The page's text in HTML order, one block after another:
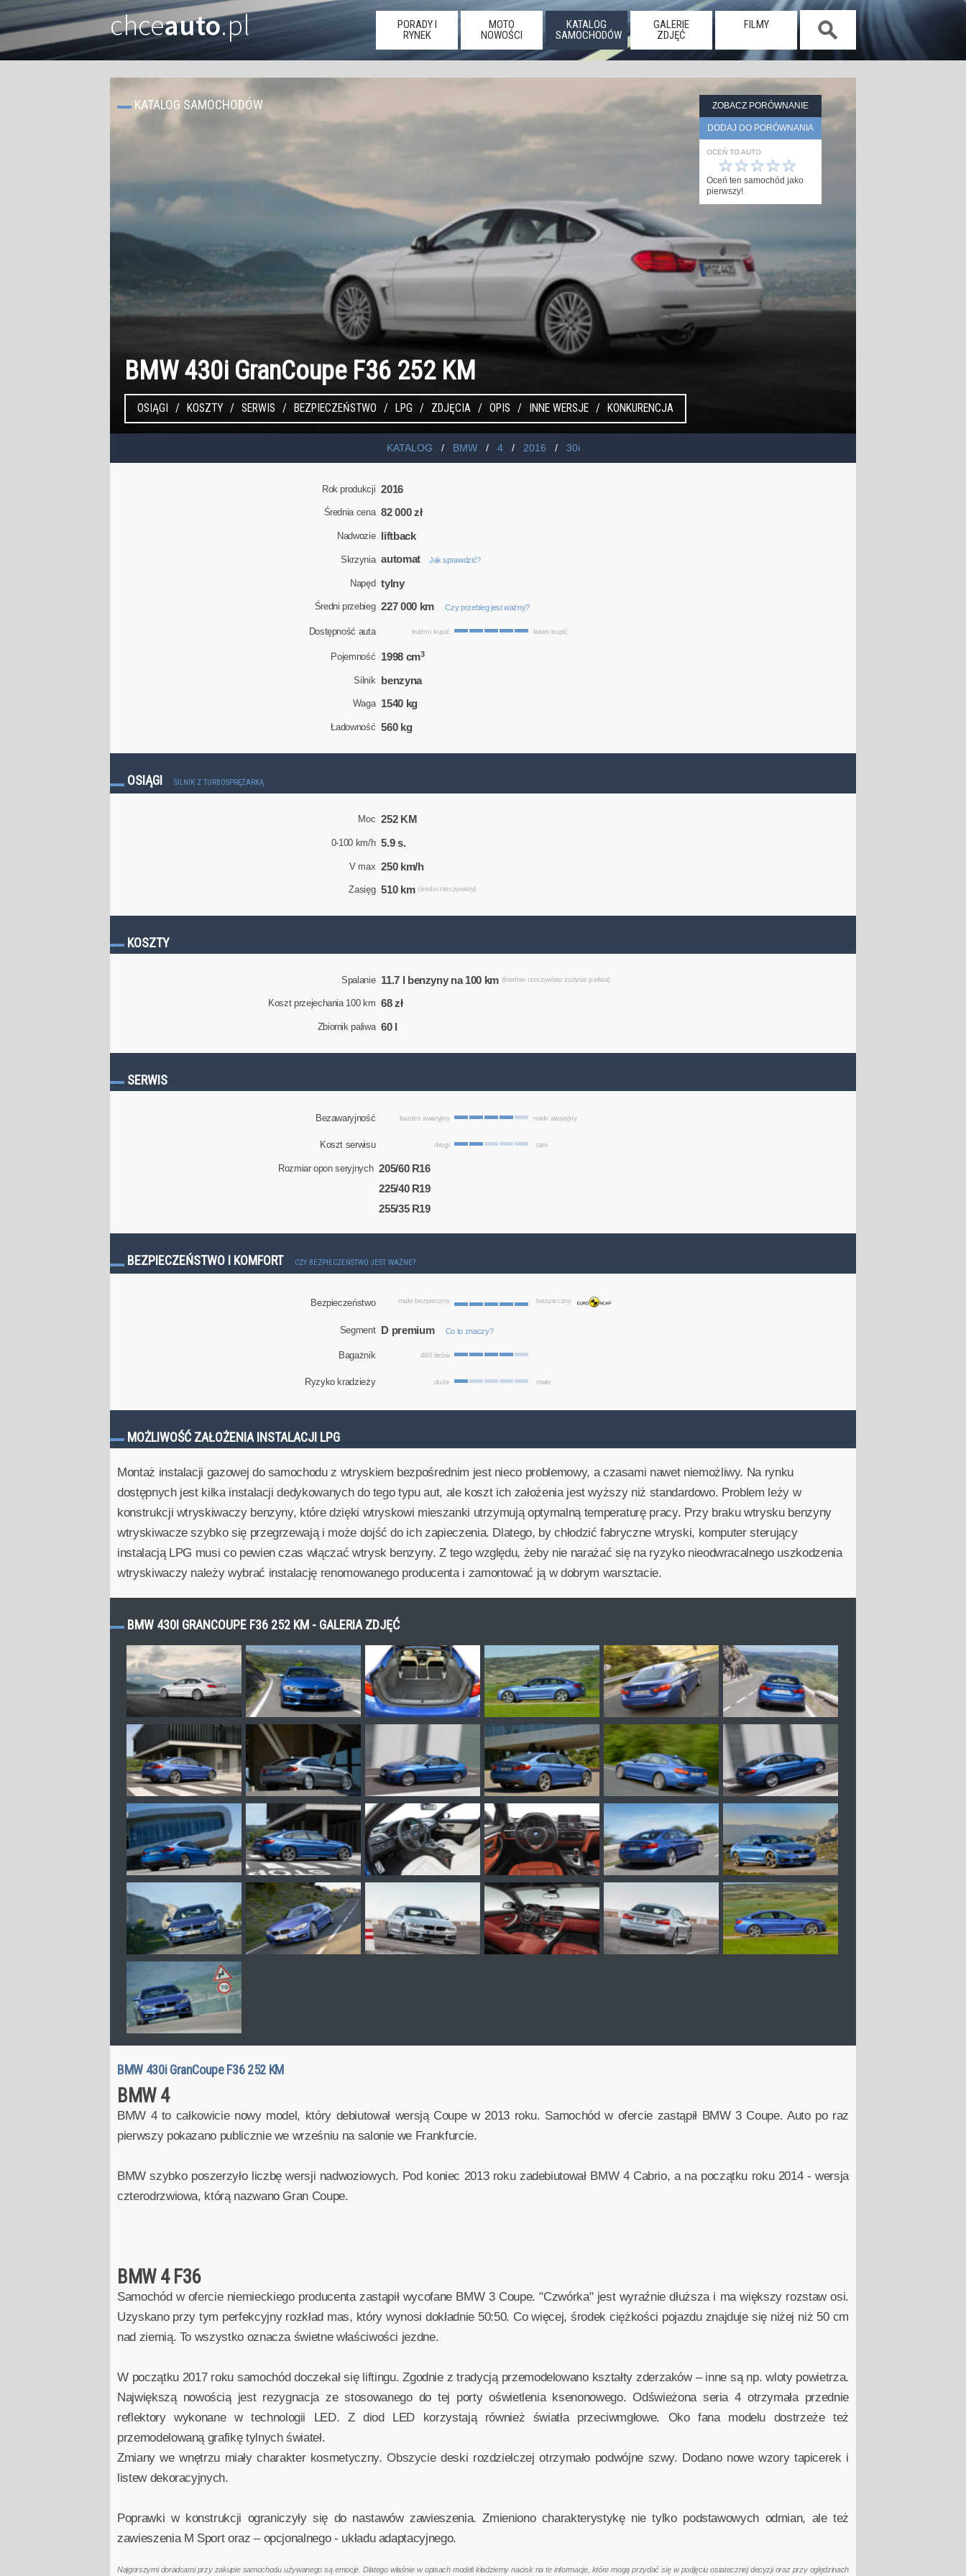
chceauto.pl
PORADY I
RYNEK
MOTO
NOWOŚCI
KATALOG
SAMOCHODÓW
GALERIE
ZDJĘĆ
FILMY
BMW 430i GranCoupe F36 252 KM
KATALOG SAMOCHODÓW ZOBACZ PORÓWNANIE
DODAJ DO PORÓWNANIA
OCEŃ TO AUTO
☆
☆
☆
☆
☆
Oceń ten samochód jako
pierwszy!
OSIĄGI KOSZTY SERWIS BEZPIECZEŃSTWO LPG ZDJĘCIA OPIS INNE WERSJE KONKURENCJA
KATALOG BMW 4 2016 30i
Rok produkcji 2016
Średnia cena 82 000 zł
Nadwozie liftback
Skrzynia automat Jak sprawdzić?
Napęd tylny
Średni przebieg 227 000 km Czy przebieg jest ważny?
Dostępność auta trudno kupić łatwo kupić
Pojemność 1998 cm3
Silnik benzyna
Waga 1540 kg
Ładowność 560 kg
OSIĄGI SILNIK Z TURBOSPRĘŻARKĄ
Moc 252 KM
0-100 km/h 5.9 s.
V max 250 km/h
Zasięg 510 km (średni rzeczywisty)
KOSZTY
Spalanie 11.7 l benzyny na 100 km (średnie rzeczywiste zużycie paliwa)
Koszt przejechania 100 km 68 zł
Zbiornik paliwa 60 l
SERWIS
Bezawaryjność bardzo awaryjny mało awaryjny
Koszt serwisu drogi tani
Rozmiar opon seryjnych 205/60 R16
225/40 R19
255/35 R19
BEZPIECZEŃSTWO I KOMFORT CZY BEZPIECZEŃSTWO JEST WAŻNE?
Bezpieczeństwo mało bezpieczny bezpieczny
Segment D premium Co to znaczy?
Bagażnik 480 litrów
Ryzyko kradzieży duże małe
MOŻLIWOŚĆ ZAŁOŻENIA INSTALACJI LPG
Montaż instalacji gazowej do samochodu z wtryskiem bezpośrednim jest nieco problemowy, a czasami nawet niemożliwy. Na rynku
dostępnych jest kilka instalacji dedykowanych do tego typu aut, ale koszt ich założenia jest wyższy niż standardowo. Problem leży w
konstrukcji wtryskiwaczy benzyny, które dzięki wtryskowi mieszanki utrzymują optymalną temperaturę pracy. Przy braku wtrysku benzyny
wtryskiwacze szybko się przegrzewają i może dojść do ich zapieczenia. Dlatego, by chłodzić fabryczne wtryski, komputer sterujący
instalacją LPG musi co pewien czas włączać wtrysk benzyny. Z tego względu, żeby nie narażać się na ryzyko nieodwracalnego uszkodzenia
wtryskiwaczy należy wybrać instalację renomowanego producenta i zamontować ją w dobrym warsztacie.
BMW 430I GRANCOUPE F36 252 KM - GALERIA ZDJĘĆ
BMW 430i GranCoupe F36 252 KM
BMW 4
BMW 4 to całkowicie nowy model, który debiutował wersją Coupe w 2013 roku. Samochód w ofercie zastąpił BMW 3 Coupe. Auto po raz
pierwszy pokazano publicznie we wrześniu na salonie we Frankfurcie.
BMW szybko poszerzyło liczbę wersji nadwoziowych. Pod koniec 2013 roku zadebiutował BMW 4 Cabrio, a na początku roku 2014 - wersja
czterodrzwiowa, którą nazwano Gran Coupe.
BMW 4 F36
Samochód w ofercie niemieckiego producenta zastąpił wycofane BMW 3 Coupe. "Czwórka" jest wyraźnie dłuższa i ma większy rozstaw osi.
Uzyskano przy tym perfekcyjny rozkład mas, który wynosi dokładnie 50:50. Co więcej, środek ciężkości pojazdu znajduje się niżej niż 50 cm
nad ziemią. To wszystko oznacza świetne właściwości jezdne.
W początku 2017 roku samochód doczekał się liftingu. Zgodnie z tradycją przemodelowano kształty zderzaków – inne są np. wloty powietrza.
Największą nowością jest rezygnacja ze stosowanego do tej porty oświetlenia ksenonowego. Odświeżona seria 4 otrzymała przednie
reflektory wykonane w technologii LED. Z diod LED korzystają również światła przeciwmgłowe. Oko fana modelu dostrzeże też
przemodelowaną grafikę tylnych świateł.
Zmiany we wnętrzu miały charakter kosmetyczny. Obszycie deski rozdzielczej otrzymało podwójne szwy. Dodano nowe wzory tapicerek i
listew dekoracyjnych.
Poprawki w konstrukcji ograniczyły się do nastawów zawieszenia. Zmieniono charakterystykę nie tylko podstawowych odmian, ale też
zawieszenia M Sport oraz – opcjonalnego - układu adaptacyjnego.
Najgorszymi doradcami przy zakupie samochodu używanego są emocje. Dlatego właśnie w opisach modeli kładziemy nacisk na te informacje, które mogą przydać się w podjęciu ostatecznej decyzji oraz przy oględzinach